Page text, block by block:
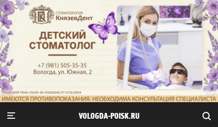
VOLOGDA-POISK.RU